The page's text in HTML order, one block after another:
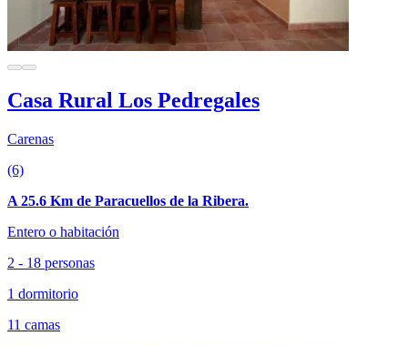
Casa Rural Los Pedregales
Carenas
(6)
A 25.6 Km de Paracuellos de la Ribera.
Entero o habitación
2 - 18 personas
1 dormitorio
11 camas